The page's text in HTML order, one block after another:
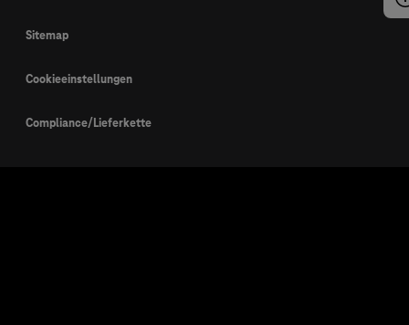
Sitemap
Cookieeinstellungen
Compliance/Lieferkette